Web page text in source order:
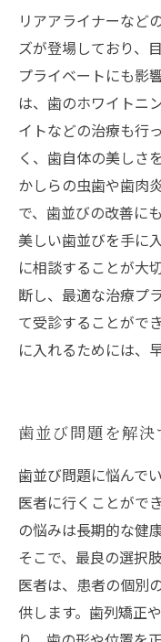
リアアライナーなど
ズが登場しており、
プライベートにも影
は、歯のホワイトニ
イトなどの治療も行
く、歯自体の美しさ
かしらの虫歯や歯肉
で、歯並びの改善に
美しい歯並びを手に
に相談することが大
断し、最適な治療プ
て受診することがで
に入れるためには、
歯並び問題を解
歯並び問題に悩んで
医者に行くことがで
の悩みは長期的な健
そこで、最良の選択
医者は、患者の個別
供します。歯列矯正